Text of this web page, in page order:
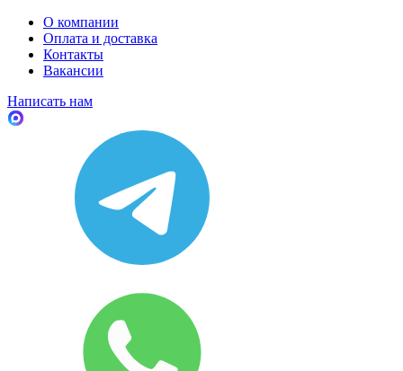
О компании
Оплата и доставка
Контакты
Вакансии
Написать нам